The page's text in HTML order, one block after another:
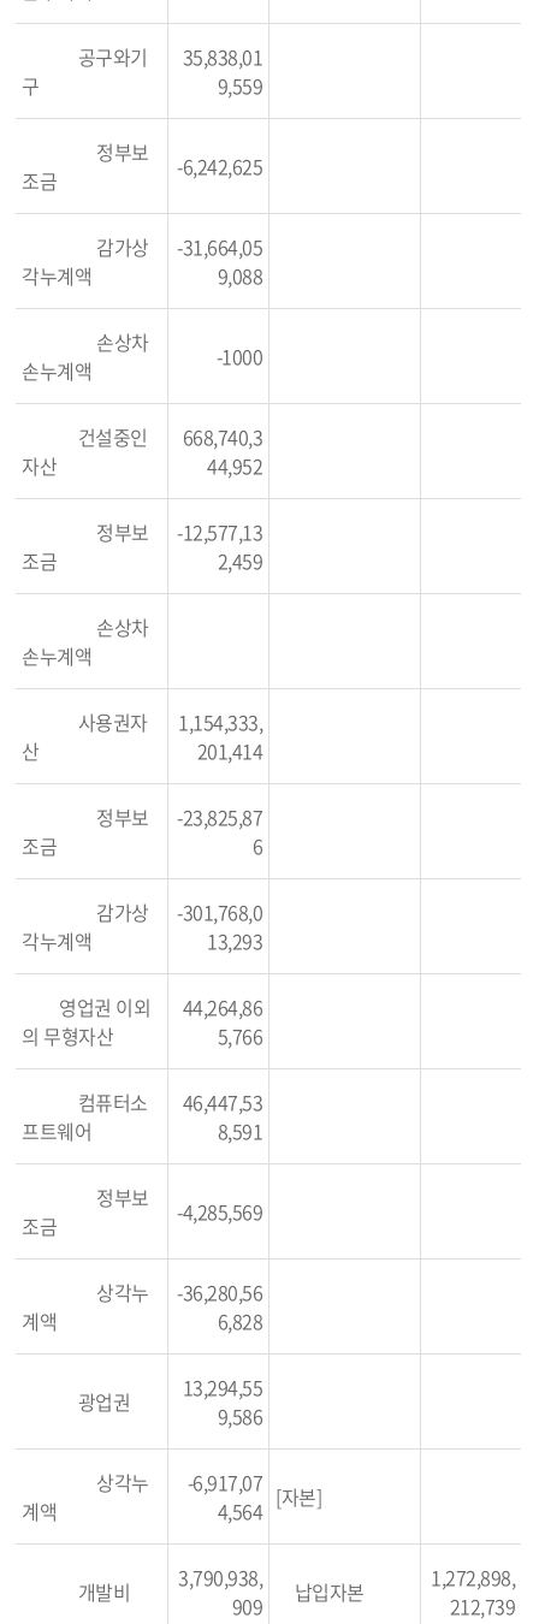
공구와기
구
35,838,01
9,559
정부보
조금
-6,242,625
감가상
각누계액
-31,664,05
9,088
손상차
손누계액
-1000
건설중인
자산
668,740,3
44,952
정부보
조금
-12,577,13
2,459
손상차
손누계액
사용권자
산
1,154,333,
201,414
정부보
조금
-23,825,87
6
감가상
각누계액
-301,768,0
13,293
영업권 이외
의 무형자산
44,264,86
5,766
컴퓨터소
프트웨어
46,447,53
8,591
정부보
조금
-4,285,569
상각누
계액
-36,280,56
6,828
광업권
13,294,55
9,586
상각누
계액
-6,917,07
4,564 [자본]
개발비
3,790,938,
909
납입자본
1,272,898,
212,739